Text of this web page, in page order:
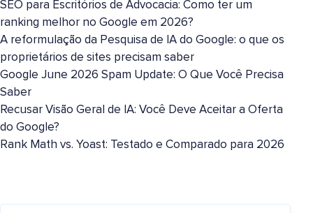
SEO para Escritórios de Advocacia: Como ter um
ranking melhor no Google em 2026?
A reformulação da Pesquisa de IA do Google: o que os
proprietários de sites precisam saber
Google June 2026 Spam Update: O Que Você Precisa
Saber
Recusar Visão Geral de IA: Você Deve Aceitar a Oferta
do Google?
Rank Math vs. Yoast: Testado e Comparado para 2026